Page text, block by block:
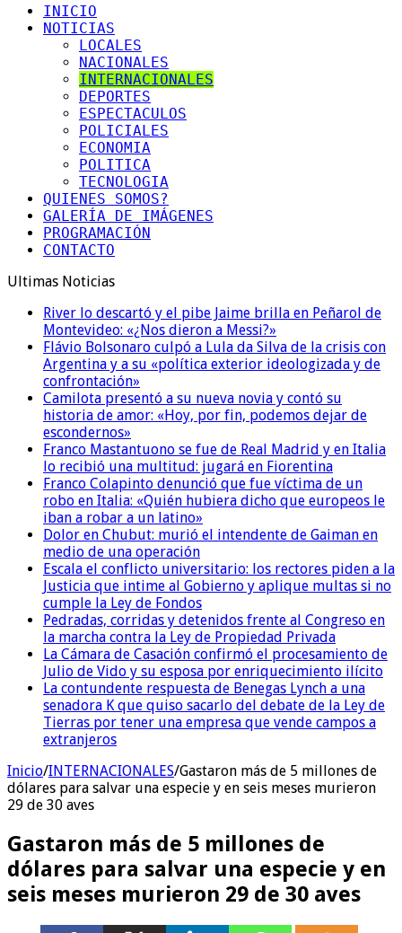
INICIO
NOTICIAS
LOCALES
NACIONALES
INTERNACIONALES
DEPORTES
ESPECTACULOS
POLICIALES
ECONOMIA
POLITICA
TECNOLOGIA
QUIENES SOMOS?
GALERÍA DE IMÁGENES
PROGRAMACIÓN
CONTACTO
Ultimas Noticias
River lo descartó y el pibe Jaime brilla en Peñarol de
Montevideo: «¿Nos dieron a Messi?»
Flávio Bolsonaro culpó a Lula da Silva de la crisis con
Argentina y a su «política exterior ideologizada y de
confrontación»
Camilota presentó a su nueva novia y contó su
historia de amor: «Hoy, por fin, podemos dejar de
escondernos»
Franco Mastantuono se fue de Real Madrid y en Italia
lo recibió una multitud: jugará en Fiorentina
Franco Colapinto denunció que fue víctima de un
robo en Italia: «Quién hubiera dicho que europeos le
iban a robar a un latino»
Dolor en Chubut: murió el intendente de Gaiman en
medio de una operación
Escala el conflicto universitario: los rectores piden a la
Justicia que intime al Gobierno y aplique multas si no
cumple la Ley de Fondos
Pedradas, corridas y detenidos frente al Congreso en
la marcha contra la Ley de Propiedad Privada
La Cámara de Casación confirmó el procesamiento de
Julio de Vido y su esposa por enriquecimiento ilícito
La contundente respuesta de Benegas Lynch a una
senadora K que quiso sacarlo del debate de la Ley de
Tierras por tener una empresa que vende campos a
extranjeros
Inicio/INTERNACIONALES/Gastaron más de 5 millones de
dólares para salvar una especie y en seis meses murieron
29 de 30 aves
Gastaron más de 5 millones de
dólares para salvar una especie y en
seis meses murieron 29 de 30 aves